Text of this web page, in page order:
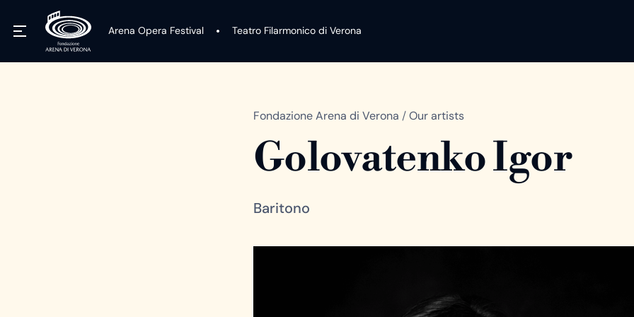
Arena Opera Festival Teatro Filarmonico di Verona
Fondazione Arena di Verona /Our artists
Golovatenko Igor
Baritono